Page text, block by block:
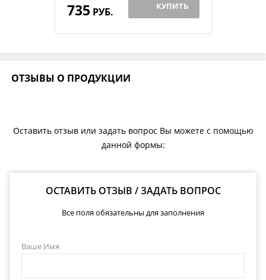
735 РУБ. КУПИТЬ
ОТЗЫВЫ О ПРОДУКЦИИ
Оставить отзыв или задать вопрос Вы можете с помощью
данной формы:
ОСТАВИТЬ ОТЗЫВ / ЗАДАТЬ ВОПРОС
Все поля обязательны для заполнения
Ваше Имя